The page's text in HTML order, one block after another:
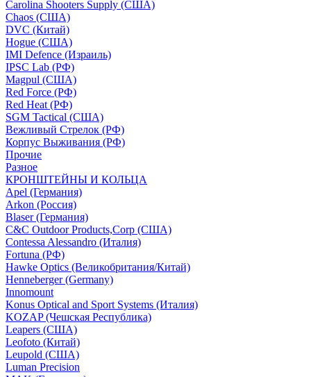
Carolina Shooters Supply (США)
Chaos (США)
DVC (Китай)
Hogue (США)
IMI Defence (Израиль)
IPSC Lab (РФ)
Magpul (США)
Red Force (РФ)
Red Heat (РФ)
SGM Tactical (США)
Вежливый Стрелок (РФ)
Корпус Выживания (РФ)
Прочие
Разное
КРОНШТЕЙНЫ И КОЛЬЦА
Apel (Германия)
Arkon (Россия)
Blaser (Германия)
C&C Outdoor Products,Corp (США)
Contessa Alessandro (Италия)
Fortuna (РФ)
Hawke Optics (Великобритания/Китай)
Henneberger (Germany)
Innomount
Konus Optical and Sport Systems (Италия)
KOZAP (Чешская Республика)
Leapers (США)
Leofoto (Китай)
Leupold (США)
Luman Precision